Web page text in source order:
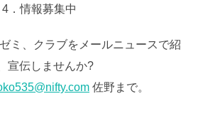
4．情報募集中
ミ、クラブをメールニュースで紹
宣伝しませんか?
佐野まで。